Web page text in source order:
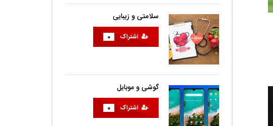
سلامتی و زیبایی
اشتراک 0
گوشی و موبایل
اشتراک 0